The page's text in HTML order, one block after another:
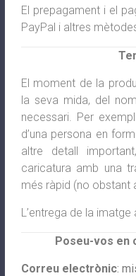
El prepagament i el
PayPal i altres
El moment de la
la seva mida, del
necessari. Per
d’una persona en
altre detall
caricatura amb una
més ràpid (no obstant
L’entrega de la
Poseu-vos en
Correu electrònic: